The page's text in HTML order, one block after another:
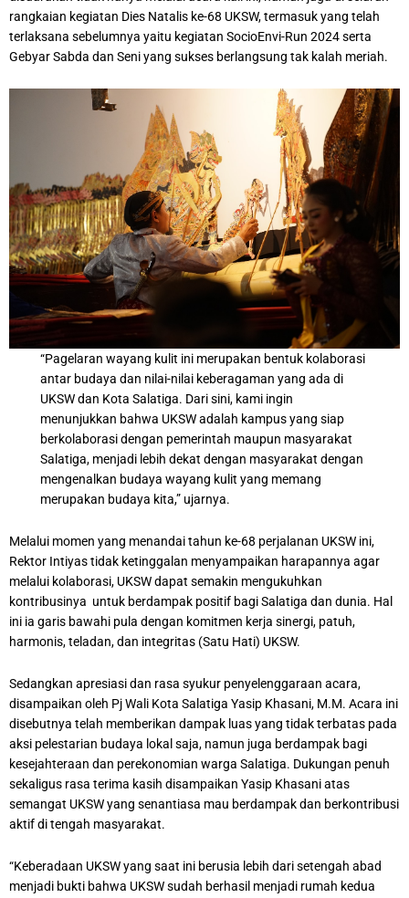
rangkaian kegiatan Dies Natalis ke-68 UKSW, termasuk yang telah
terlaksana sebelumnya yaitu kegiatan SocioEnvi-Run 2024 serta
Gebyar Sabda dan Seni yang sukses berlangsung tak kalah meriah.
“Pagelaran wayang kulit ini merupakan bentuk kolaborasi
antar budaya dan nilai-nilai keberagaman yang ada di
UKSW dan Kota Salatiga. Dari sini, kami ingin
menunjukkan bahwa UKSW adalah kampus yang siap
berkolaborasi dengan pemerintah maupun masyarakat
Salatiga, menjadi lebih dekat dengan masyarakat dengan
mengenalkan budaya wayang kulit yang memang
merupakan budaya kita,” ujarnya.
Melalui momen yang menandai tahun ke-68 perjalanan UKSW ini,
Rektor Intiyas tidak ketinggalan menyampaikan harapannya agar
melalui kolaborasi, UKSW dapat semakin mengukuhkan
kontribusinya untuk berdampak positif bagi Salatiga dan dunia. Hal
ini ia garis bawahi pula dengan komitmen kerja sinergi, patuh,
harmonis, teladan, dan integritas (Satu Hati) UKSW.
Sedangkan apresiasi dan rasa syukur penyelenggaraan acara,
disampaikan oleh Pj Wali Kota Salatiga Yasip Khasani, M.M. Acara ini
disebutnya telah memberikan dampak luas yang tidak terbatas pada
aksi pelestarian budaya lokal saja, namun juga berdampak bagi
kesejahteraan dan perekonomian warga Salatiga. Dukungan penuh
sekaligus rasa terima kasih disampaikan Yasip Khasani atas
semangat UKSW yang senantiasa mau berdampak dan berkontribusi
aktif di tengah masyarakat.
“Keberadaan UKSW yang saat ini berusia lebih dari setengah abad
menjadi bukti bahwa UKSW sudah berhasil menjadi rumah kedua